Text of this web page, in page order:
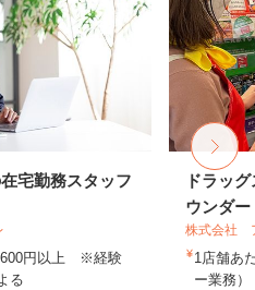
宅勤務スタッフ
円以上 ※経験
る
ドラッ
ウンダ
株式会社
1店舗あ
ー業務